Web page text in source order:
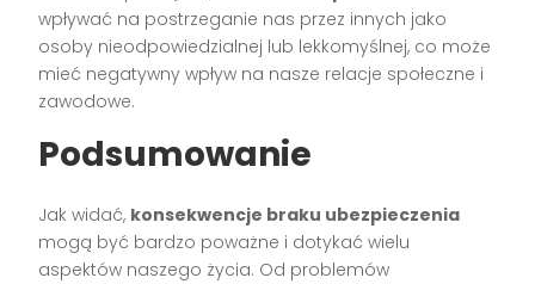
wpływać na postrzeganie nas przez innych jako
osoby nieodpowiedzialnej lub lekkomyślnej, co może
mieć negatywny wpływ na nasze relacje społeczne i
zawodowe.
Podsumowanie
Jak widać, konsekwencje braku ubezpieczenia
mogą być bardzo poważne i dotykać wielu
aspektów naszego życia. Od problemów